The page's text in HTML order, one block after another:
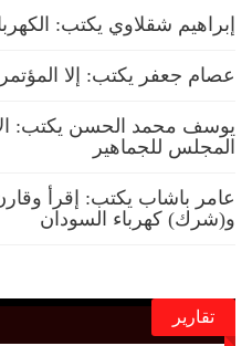
إبراهيم شقلاوي يكتب:
عصام جعفر يكتب: إلا
يوسف محمد الحسن يكتب:
المجلس للجماهير
عامر باشاب يكتب: إقرأ
و(شرك) كهرباء السودان
تقارير